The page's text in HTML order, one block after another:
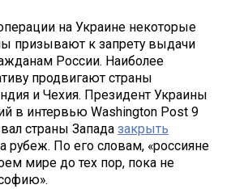
на Украине некоторые
призывают к запрету выдачи
России. Наиболее
продвигают страны
и Чехия. Президент Украины
в интервью Washington Post 9
страны Запада закрыть
рубеж. По его словам, «россияне
мире до тех пор, пока не